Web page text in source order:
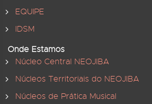
EQUIPE
IDSM
Onde Estamos
Núcleo Central NEOJIBA
Núcleos Territoriais do NEOJIBA
Núcleos de Prática Musical